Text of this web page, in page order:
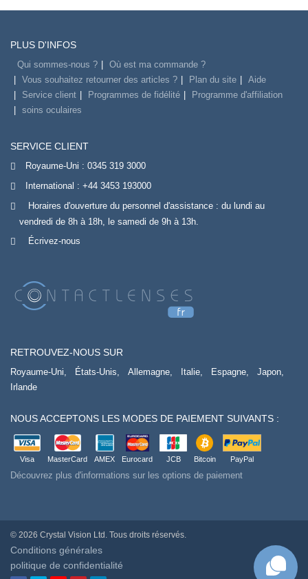
PLUS D'INFOS
Qui sommes-nous ?
Où est ma commande ?
Vous souhaitez retourner des articles ?
Plan du site
Aide
Service client
Programmes de fidélité
Programme d'affiliation
soins oculaires
SERVICE CLIENT
Royaume-Uni : 0345 319 3000
International : +44 3453 193000
Horaires d'ouverture du personnel d'assistance : du lundi au
vendredi de 8h à 18h, le samedi de 9h à 13h.
Écrivez-nous
RETROUVEZ-NOUS SUR
Royaume-Uni, États-Unis, Allemagne, Italie, Espagne,
Japon,
Irlande
NOUS ACCEPTONS LES MODES DE PAIEMENT SUIVANTS :
Visa MasterCard AMEX Eurocard JCB Bitcoin PayPal
Découvrez plus d'informations sur les options de paiement
© 2026 Crystal Vision Ltd. Tous droits réservés.
Conditions générales
politique de confidentialité